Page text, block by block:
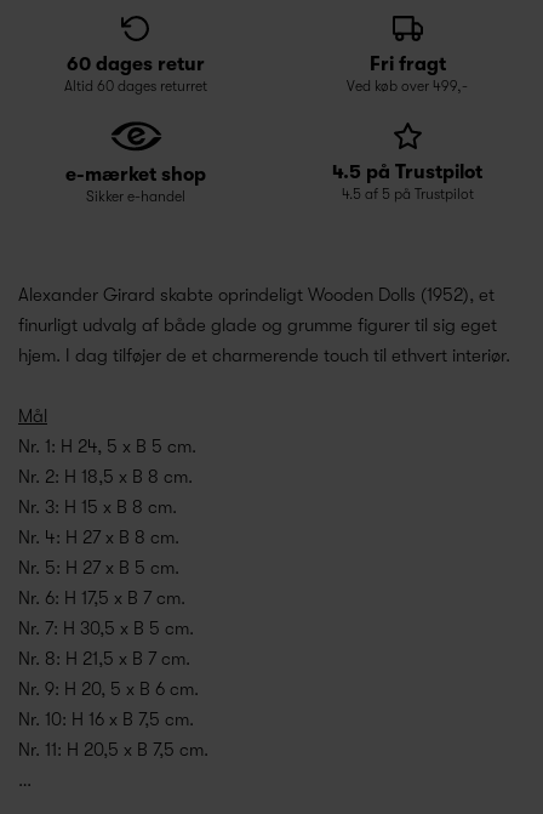
60 dages retur
Altid 60 dages returret
Fri fragt
Ved køb over 499,-
e-mærket shop
Sikker e-handel
4.5 på Trustpilot
4.5 af 5 på Trustpilot
Alexander Girard skabte oprindeligt Wooden Dolls (1952), et
finurligt udvalg af både glade og grumme figurer til sig eget
hjem. I dag tilføjer de et charmerende touch til ethvert interiør.
Mål
Nr. 1: H 24, 5 x B 5 cm.
Nr. 2: H 18,5 x B 8 cm.
Nr. 3: H 15 x B 8 cm.
Nr. 4: H 27 x B 8 cm.
Nr. 5: H 27 x B 5 cm.
Nr. 6: H 17,5 x B 7 cm.
Nr. 7: H 30,5 x B 5 cm.
Nr. 8: H 21,5 x B 7 cm.
Nr. 9: H 20, 5 x B 6 cm.
Nr. 10: H 16 x B 7,5 cm.
Nr. 11: H 20,5 x B 7,5 cm.
…